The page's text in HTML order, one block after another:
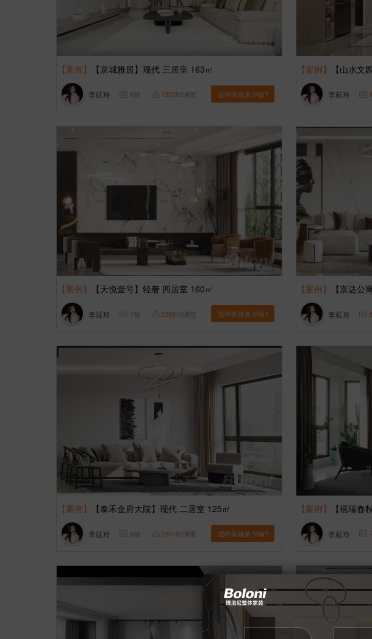
【案例】 【京城雅居】现代 三居室 163㎡
李延玲 6张 192081浏览 这样装修多少钱?
【案例】 【山水文
李延玲
【案例】 【天悦壹号】轻奢 四居室 160㎡
李延玲 7张 239810浏览 这样装修多少钱?
【案例】 【京达公
李延玲
【案例】 【泰禾金府大院】现代 二居室 125㎡
李延玲 6张 240180浏览 这样装修多少钱?
【案例】 【禧瑞春
李延玲